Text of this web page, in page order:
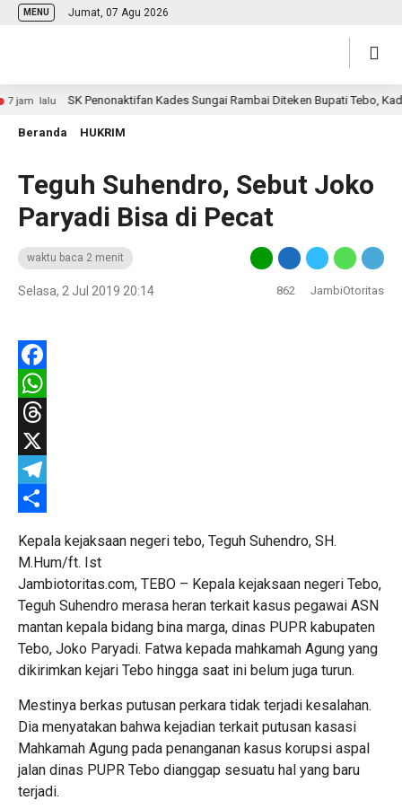
MENU Jumat, 07 Agu 2026
lalu SK Penonaktifan Kades Sungai Rambai Diteken Bupati Tebo, Kadis
Beranda HUKRIM
Teguh Suhendro, Sebut Joko
Paryadi Bisa di Pecat
waktu baca 2 menit
Selasa, 2 Jul 2019 20:14 862 JambiOtoritas
Facebook
WhatsApp
Threads
X
Telegram
Kepala kejaksaan negeri tebo, Teguh Suhendro, SH.
M.Hum/ft. Ist
Jambiotoritas.com, TEBO – Kepala kejaksaan negeri Tebo,
Teguh Suhendro merasa heran terkait kasus pegawai ASN
mantan kepala bidang bina marga, dinas PUPR kabupaten
Tebo, Joko Paryadi. Fatwa kepada mahkamah Agung yang
dikirimkan kejari Tebo hingga saat ini belum juga turun.
Mestinya berkas putusan perkara tidak terjadi kesalahan.
Dia menyatakan bahwa kejadian terkait putusan kasasi
Mahkamah Agung pada penanganan kasus korupsi aspal
jalan dinas PUPR Tebo dianggap sesuatu hal yang baru
terjadi.